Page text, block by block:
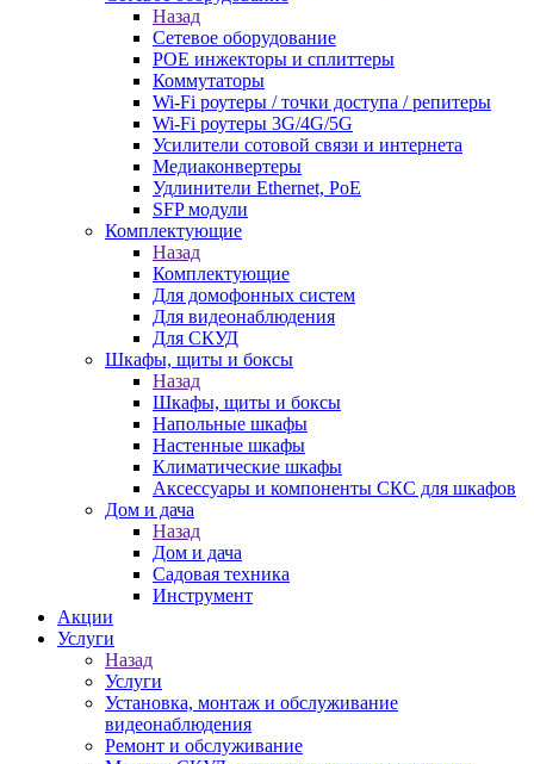
Назад
Сетевое оборудование
POE инжекторы и сплиттеры
Коммутаторы
Wi-Fi роутеры / точки доступа / репитеры
Wi-Fi роутеры 3G/4G/5G
Усилители сотовой связи и интернета
Медиаконвертеры
Удлинители Ethernet, PoE
SFP модули
Комплектующие
Назад
Комплектующие
Для домофонных систем
Для видеонаблюдения
Для СКУД
Шкафы, щиты и боксы
Назад
Шкафы, щиты и боксы
Напольные шкафы
Настенные шкафы
Климатические шкафы
Аксессуары и компоненты СКС для шкафов
Дом и дача
Назад
Дом и дача
Садовая техника
Инструмент
Акции
Услуги
Назад
Услуги
Установка, монтаж и обслуживание
видеонаблюдения
Ремонт и обслуживание